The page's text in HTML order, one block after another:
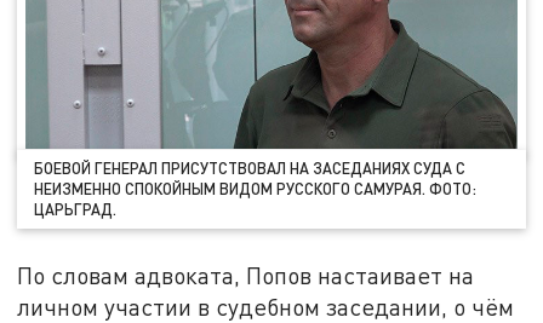
БОЕВОЙ ГЕНЕРАЛ ПРИСУТСТВОВАЛ НА ЗАСЕДАНИЯХ СУДА С
НЕИЗМЕННО СПОКОЙНЫМ ВИДОМ РУССКОГО САМУРАЯ. ФОТО:
ЦАРЬГРАД.
По словам адвоката, Попов настаивает на
личном участии в судебном заседании, о чём